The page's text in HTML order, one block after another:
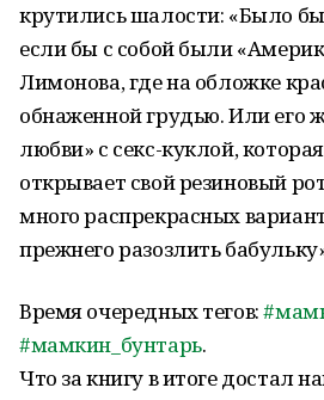
крутились шалости: «Было
если бы с собой были
Лимонова, где на обложке
обнаженной грудью. Или его
любви» с секс-куклой,
открывает свой резиновый
много распрекрасных
прежнего разозлить
Время очередных тегов:#
#мамкин_бунтарь.
Что за книгу в итоге достал